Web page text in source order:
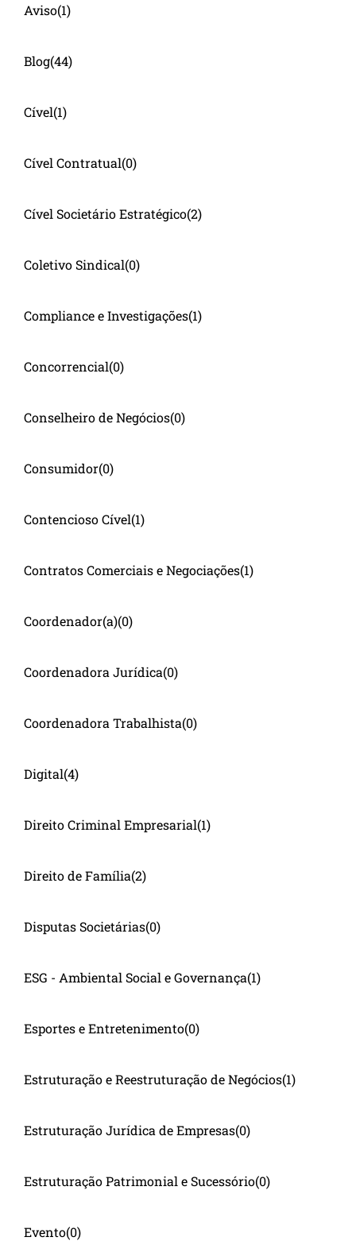
Aviso(1)
Blog(44)
Cível(1)
Cível Contratual(0)
Cível Societário Estratégico(2)
Coletivo Sindical(0)
Compliance e Investigações(1)
Concorrencial(0)
Conselheiro de Negócios(0)
Consumidor(0)
Contencioso Cível(1)
Contratos Comerciais e Negociações(1)
Coordenador(a)(0)
Coordenadora Jurídica(0)
Coordenadora Trabalhista(0)
Digital(4)
Direito Criminal Empresarial(1)
Direito de Família(2)
Disputas Societárias(0)
ESG - Ambiental Social e Governança(1)
Esportes e Entretenimento(0)
Estruturação e Reestruturação de Negócios(1)
Estruturação Jurídica de Empresas(0)
Estruturação Patrimonial e Sucessório(0)
Evento(0)